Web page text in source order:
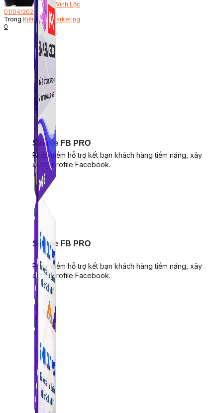
Simple FB PRO
Phần mềm hỗ trợ kết bạn khách hàng tiềm năng, xây
dựng profile Facebook.
Simple FB PRO
Phần mềm hỗ trợ kết bạn khách hàng tiềm năng, xây
dựng profile Facebook.
Bởi Vĩnh Lộc
01/04/2023
Trong Kiến thức Marketing
0